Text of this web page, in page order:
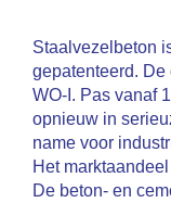
Staalvezelbeton
gepatenteerd.
WO-I. Pas vanaf
opnieuw in
name voor
Het
De beton- en